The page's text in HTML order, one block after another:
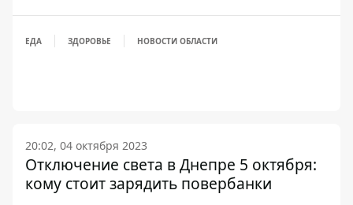
ЕДА ЗДОРОВЬЕ НОВОСТИ ОБЛАСТИ
20:02, 04 октября 2023
Отключение света в Днепре 5 октября:
кому стоит зарядить повербанки